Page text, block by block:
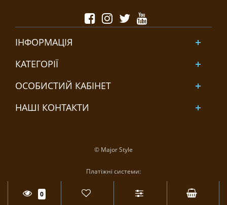
ІНФОРМАЦІЯ
КАТЕГОРІЇ
ОСОБИСТИЙ КАБІНЕТ
НАШІ КОНТАКТИ
© Major Style
Платіжні системи:
0